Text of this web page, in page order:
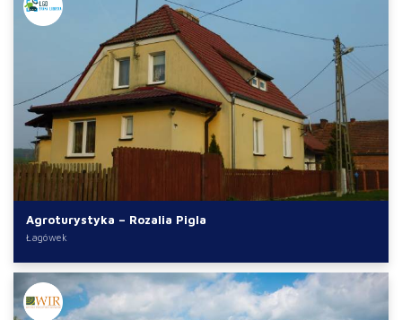
Agroturystyka – Rozalia Pigla
Łagówek